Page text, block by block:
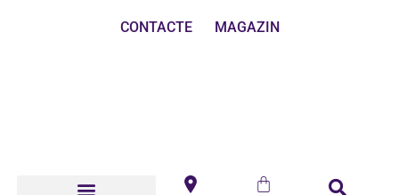
CONTACTE MAGAZIN